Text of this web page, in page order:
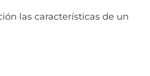
las características de un